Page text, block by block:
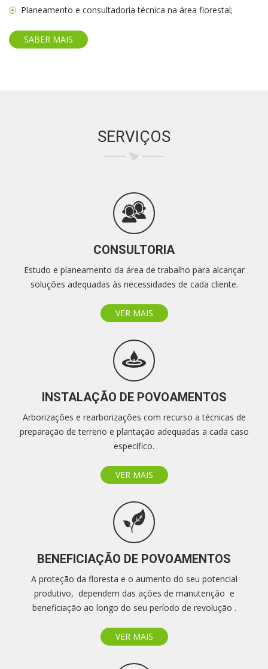
Planeamento e consultadoria técnica na área florestal;
SABER MAIS
SERVIÇOS
CONSULTORIA
Estudo e planeamento da área de trabalho para alcançar
soluções adequadas às necessidades de cada cliente.
VER MAIS
INSTALAÇÃO DE POVOAMENTOS
Arborizações e rearborizações com recurso a técnicas de
preparação de terreno e plantação adequadas a cada caso
específico.
VER MAIS
BENEFICIAÇÃO DE POVOAMENTOS
A proteção da floresta e o aumento do seu potencial
produtivo, dependem das ações de manutenção e
beneficiação ao longo do seu período de revolução .
VER MAIS